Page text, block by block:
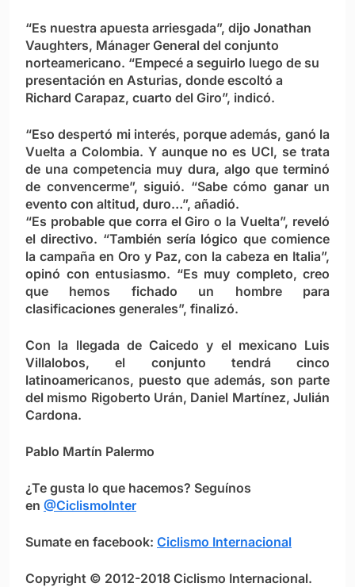
“Es nuestra apuesta arriesgada”, dijo Jonathan
Vaughters, Mánager General del conjunto
norteamericano. “Empecé a seguirlo luego de su
presentación en Asturias, donde escoltó a
Richard Carapaz, cuarto del Giro”, indicó.
“Eso despertó mi interés, porque además, ganó la
Vuelta a Colombia. Y aunque no es UCI, se trata
de una competencia muy dura, algo que terminó
de convencerme”, siguió. “Sabe cómo ganar un
evento con altitud, duro…”, añadió.
“Es probable que corra el Giro o la Vuelta”, reveló
el directivo. “También sería lógico que comience
la campaña en Oro y Paz, con la cabeza en Italia”,
opinó con entusiasmo. “Es muy completo, creo
que hemos fichado un hombre para
clasificaciones generales”, finalizó.
Con la llegada de Caicedo y el mexicano Luis
Villalobos, el conjunto tendrá cinco
latinoamericanos, puesto que además, son parte
del mismo Rigoberto Urán, Daniel Martínez, Julián
Cardona.
Pablo Martín Palermo
¿Te gusta lo que hacemos? Seguínos
en @CiclismoInter
Sumate en facebook: Ciclismo Internacional
Copyright © 2012-2018 Ciclismo Internacional.